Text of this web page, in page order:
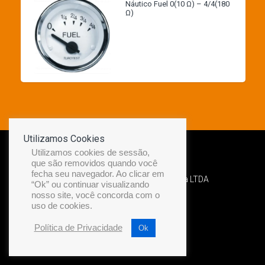
Náutico Fuel 0(10 Ω) – 4/4(180
Ω)
Desenvolvido por Diamond Náutica LTDA
Utilizamos Cookies
Utilizamos cookies de sessão,
que são removidos quando você
fecha seu navegador. Ao clicar em
“Ok” ou continuar visualizando
nosso site, você concorda com o
uso de cookies.
Política de Privacidade Ok